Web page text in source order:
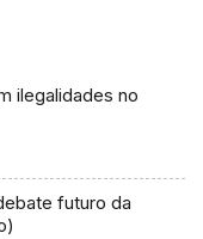
ilegalidades no
futuro da